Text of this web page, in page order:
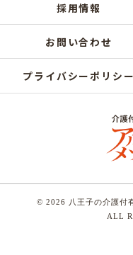
採用情報
お問い合わせ
プライバシーポリシー
© 2026 八王子の介護付
ALL